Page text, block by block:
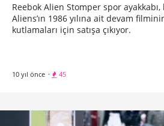
Reebok Alien Stomper spor
Aliens’ın 1986 yılına ait devam
kutlamaları için satışa çıkıyor.
10 yıl önce · 45